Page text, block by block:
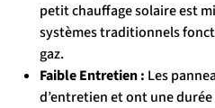
petit chauffage solaire est
systèmes traditionnels
gaz.
Faible Entretien : Les
d’entretien et ont une